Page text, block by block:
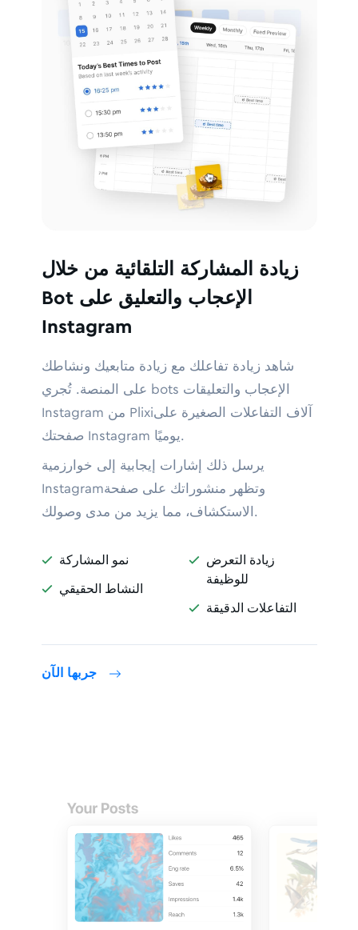
زيادة المشاركة التلقائية من خلال
Bot الإعجاب والتعليق على
Instagram
شاهد زيادة تفاعلك مع زيادة متابعيك ونشاطك
على المنصة. تُجري bots الإعجاب والتعليقات
Instagram من Plixiآلاف التفاعلات الصغيرة على
صفحتك Instagram يوميًا.
يرسل ذلك إشارات إيجابية إلى خوارزمية
Instagramوتظهر منشوراتك على صفحة
الاستكشاف، مما يزيد من مدى وصولك.
 نمو المشاركة
 النشاط الحقيقي

زيادة التعرض
للوظيفة
 التفاعلات الدقيقة